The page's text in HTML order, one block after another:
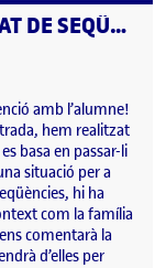
5º INTERVENCIÓ: ACTIVITAT DE SEQÜÈNCIES!
ACTIVITAT DE
amb l’alumne!
hem realitzat
basa en passar-li
situació per a
hi ha
com la família
comentarà la
d’elles per